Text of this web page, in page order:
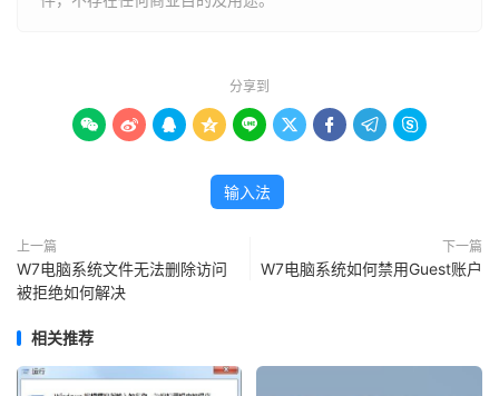
分享到
        
输入法
上一篇
W7电脑系统文件无法删除访问
被拒绝如何解决
下一篇
W7电脑系统如何禁用Guest账户
相关推荐